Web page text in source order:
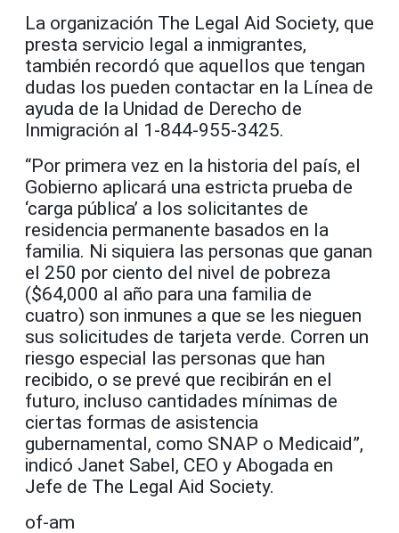
La organización The Legal Aid Society, que
presta servicio legal a inmigrantes,
también recordó que aquellos que tengan
dudas los pueden contactar en la Línea de
ayuda de la Unidad de Derecho de
Inmigración al 1-844-955-3425.
“Por primera vez en la historia del país, el
Gobierno aplicará una estricta prueba de
‘carga pública’ a los solicitantes de
residencia permanente basados ​​en la
familia. Ni siquiera las personas que ganan
el 250 por ciento del nivel de pobreza
($64,000 al año para una familia de
cuatro) son inmunes a que se les nieguen
sus solicitudes de tarjeta verde. Corren un
riesgo especial las personas que han
recibido, o se prevé que recibirán en el
futuro, incluso cantidades mínimas de
ciertas formas de asistencia
gubernamental, como SNAP o Medicaid”,
indicó Janet Sabel, CEO y Abogada en
Jefe de The Legal Aid Society.
of-am